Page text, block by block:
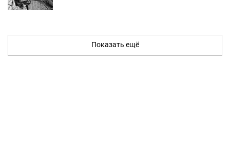
Показать ещё